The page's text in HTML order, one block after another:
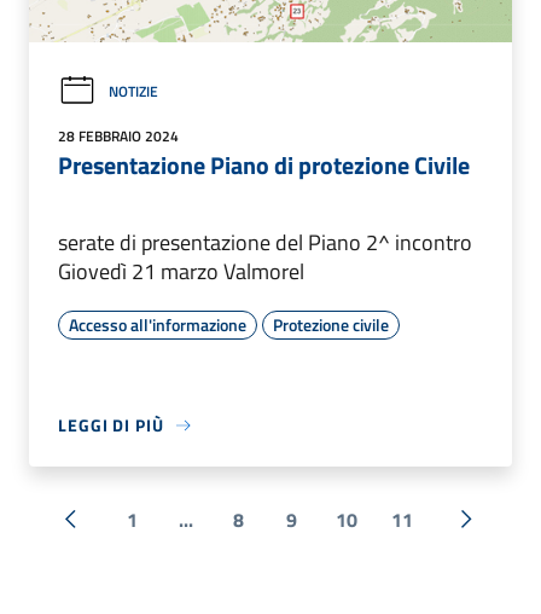
NOTIZIE
28 FEBBRAIO 2024
Presentazione Piano di protezione Civile
serate di presentazione del Piano 2^ incontro
Giovedì 21 marzo Valmorel
Accesso all'informazione Protezione civile
LEGGI DI PIÙ
« Precedente
1 ... 8 9 10 11